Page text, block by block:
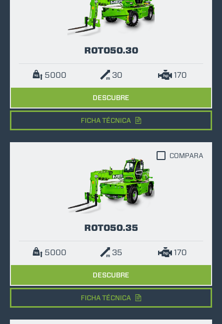
ROTO50.30
5000 30 170
DESCUBRE
FICHA TÉCNICA
ROTO50.35
5000 35 170
DESCUBRE
COMPARA
FICHA TÉCNICA